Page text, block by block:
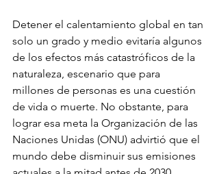
Detener el calentamiento global en tan
solo un grado y medio evitaría algunos
de los efectos más catastróficos de la
naturaleza, escenario que para
millones de personas es una cuestión
de vida o muerte. No obstante, para
lograr esa meta la Organización de las
Naciones Unidas (ONU) advirtió que el
mundo debe disminuir sus emisiones